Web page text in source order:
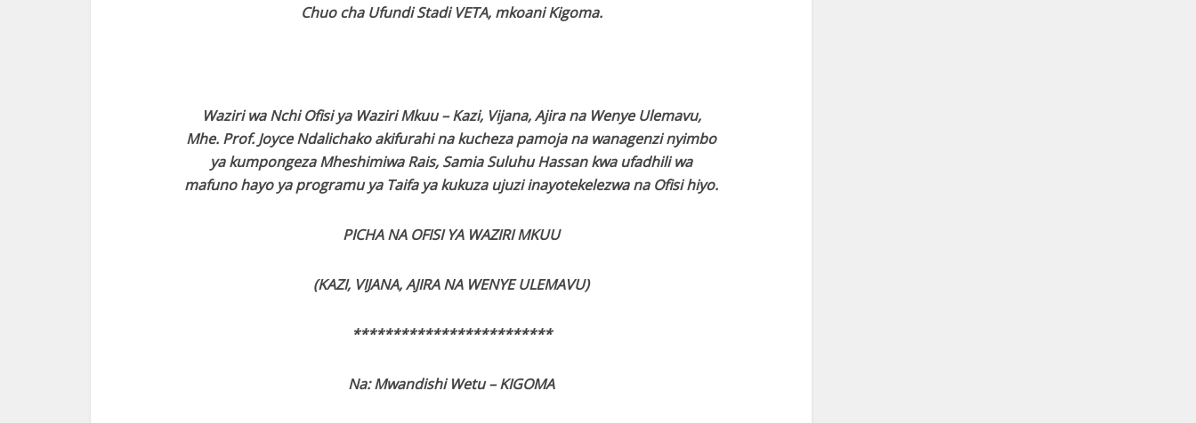
Chuo cha Ufundi Stadi VETA, mkoani Kigoma.
Waziri wa Nchi Ofisi ya Waziri Mkuu – Kazi, Vijana, Ajira na Wenye Ulemavu,
Mhe. Prof. Joyce Ndalichako akifurahi na kucheza pamoja na wanagenzi nyimbo
ya kumpongeza Mheshimiwa Rais, Samia Suluhu Hassan kwa ufadhili wa
mafuno hayo ya programu ya Taifa ya kukuza ujuzi inayotekelezwa na Ofisi hiyo.
PICHA NA OFISI YA WAZIRI MKUU
(KAZI, VIJANA, AJIRA NA WENYE ULEMAVU)
*************************
Na: Mwandishi Wetu – KIGOMA